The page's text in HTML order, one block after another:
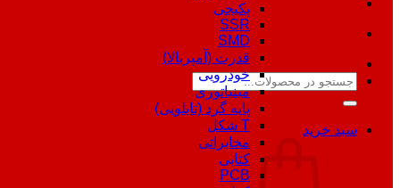
جستجو
سبد خرید
پکیجی
SSR
SMD
قدرت (آمپربالا)
خودرویی
مینیاتوری
پایه گرد (تابلویی)
T شکل
مخابراتی
کتابی
PCB